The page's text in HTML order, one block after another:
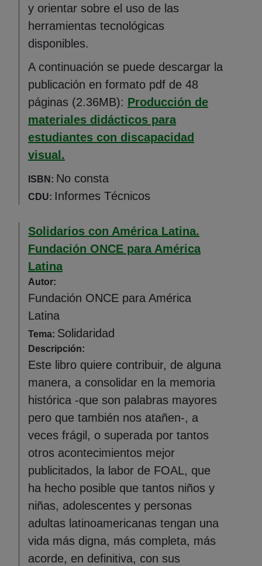
y orientar sobre el uso de las
herramientas tecnológicas
disponibles.
A continuación se puede descargar la
publicación en formato pdf de 48
páginas (2.36MB): Producción de
materiales didácticos para
estudiantes con discapacidad
visual.
ISBN: No consta
CDU: Informes Técnicos
Solidarios con América Latina.
Fundación ONCE para América
Latina
Autor:
Fundación ONCE para América
Latina
Tema: Solidaridad
Descripción:
Este libro quiere contribuir, de alguna
manera, a consolidar en la memoria
histórica -que son palabras mayores
pero que también nos atañen-, a
veces frágil, o superada por tantos
otros acontecimientos mejor
publicitados, la labor de FOAL, que
ha hecho posible que tantos niños y
niñas, adolescentes y personas
adultas latinoamericanas tengan una
vida más digna, más completa, más
acorde, en definitiva, con sus